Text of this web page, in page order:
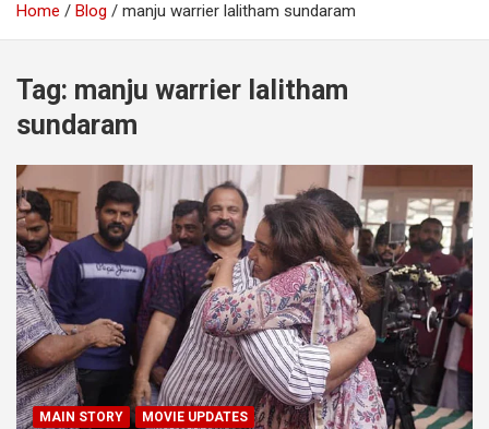
Home Blog manju warrier lalitham sundaram
Tag: manju warrier lalitham
sundaram
MAIN STORY MOVIE UPDATES